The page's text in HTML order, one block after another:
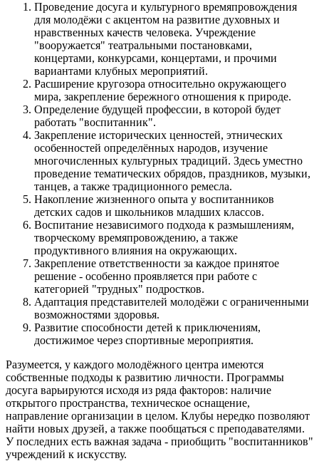
Проведение досуга и культурного времяпровождения
для молодёжи с акцентом на развитие духовных и
нравственных качеств человека. Учреждение
"вооружается" театральными постановками,
концертами, конкурсами, концертами, и прочими
вариантами клубных мероприятий.
Расширение кругозора относительно окружающего
мира, закрепление бережного отношения к природе.
Определение будущей профессии, в которой будет
работать "воспитанник".
Закрепление исторических ценностей, этнических
особенностей определённых народов, изучение
многочисленных культурных традиций. Здесь уместно
проведение тематических обрядов, праздников, музыки,
танцев, а также традиционного ремесла.
Накопление жизненного опыта у воспитанников
детских садов и школьников младших классов.
Воспитание независимого подхода к размышлениям,
творческому времяпровождению, а также
продуктивного влияния на окружающих.
Закрепление ответственности за каждое принятое
решение - особенно проявляется при работе с
категорией "трудных" подростков.
Адаптация представителей молодёжи с ограниченными
возможностями здоровья.
Развитие способности детей к приключениям,
достижимое через спортивные мероприятия.
Разумеется, у каждого молодёжного центра имеются
собственные подходы к развитию личности. Программы
досуга варьируются исходя из ряда факторов: наличие
открытого пространства, техническое оснащение,
направление организации в целом. Клубы нередко позволяют
найти новых друзей, а также пообщаться с преподавателями.
У последних есть важная задача - приобщить "воспитанников"
учреждений к искусству.